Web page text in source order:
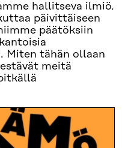
hallitseva ilmiö.
päivittäiseen
päätöksiin
Miten tähän ollaan
meitä